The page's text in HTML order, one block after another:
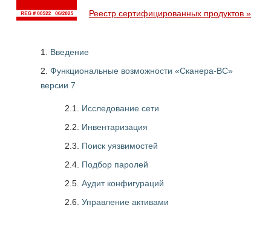
Реестр сертифицированных продуктов »
Введение
Функциональные возможности «Сканера-ВС»
версии 7
2.1. Исследование сети
2.2. Инвентаризация
2.3. Поиск уязвимостей
2.4. Подбор паролей
2.5. Аудит конфигураций
2.6. Управление активами